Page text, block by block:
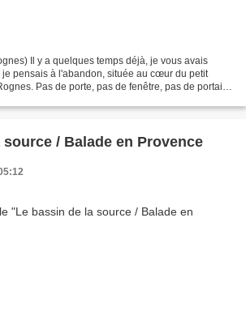
Il y a quelques temps déjà, je vous avais
pensais à l'abandon, située au cœur du petit
Pas de porte, pas de fenêtre, pas de portail
/ Balade en Provence